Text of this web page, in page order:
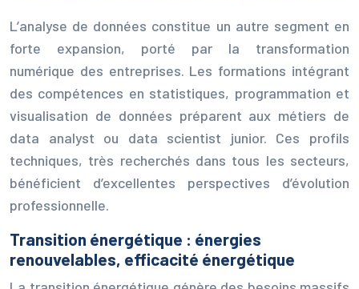
L’analyse de données constitue un autre segment en
forte expansion, porté par la transformation
numérique des entreprises. Les formations intégrant
des compétences en statistiques, programmation et
visualisation de données préparent aux métiers de
data analyst ou data scientist junior. Ces profils
techniques, très recherchés dans tous les secteurs,
bénéficient d’excellentes perspectives d’évolution
professionnelle.
Transition énergétique : énergies
renouvelables, efficacité énergétique